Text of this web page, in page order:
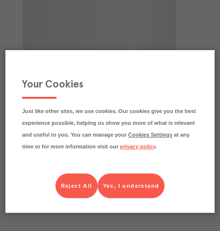
Your Cookies
Just like other sites, we use cookies. Our cookies give you the best
experience possible, helping us show you more of what is relevant
and useful to you. You can manage yourCookies Settings at any
time or for more information visit ourprivacy policy.
Yes, I understand
Reject All